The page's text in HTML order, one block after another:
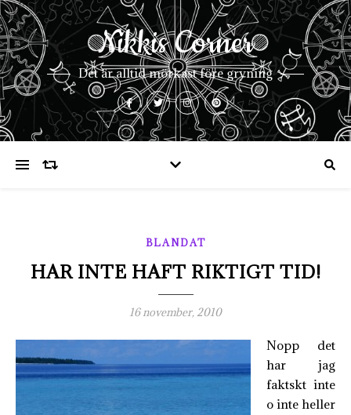
Nikkis Corner
Det är alltid mörkast före gryning
BLANDAT
HAR INTE HAFT RIKTIGT TID!
16 november, 2010
Nopp det
har jag
faktskt inte
o inte heller